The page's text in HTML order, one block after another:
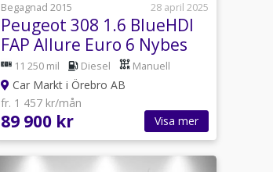
Begagnad 2015
28 april 2025
Peugeot 308 1.6 BlueHDI
FAP Allure Euro 6 Nybes
Panorama
11 250 mil Diesel Manuell
Car Markt i Örebro AB
fr. 1 457 kr/mån
89 900 kr Visa mer